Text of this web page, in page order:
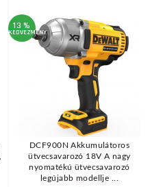
13 %
KEDVEZMÉNY
DCF900N Akkumulátoros
ütvecsavarozó 18V A nagy
nyomatékú ütvecsavarozó
legújabb modellje ...